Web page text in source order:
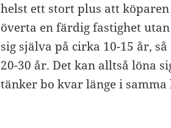
helst ett stort plus att
överta en färdig fastighet
sig själva på cirka 10-15 år,
20-30 år. Det kan alltså löna
tänker bo kvar länge i